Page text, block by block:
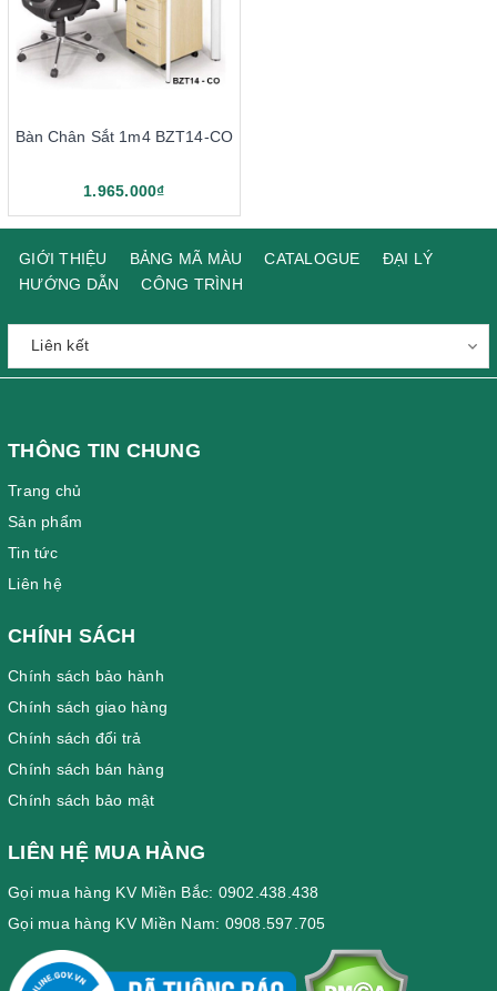
Bàn Chân Sắt 1m4 BZT14-CO
1.965.000₫
GIỚI THIỆU BẢNG MÃ MÀU CATALOGUE
ĐẠI LÝ
HƯỚNG DẪN
CÔNG TRÌNH
THÔNG TIN CHUNG
Trang chủ
Sản phẩm
Tin tức
Liên hệ
CHÍNH SÁCH
Chính sách bảo hành
Chính sách giao hàng
Chính sách đổi trả
Chính sách bán hàng
Chính sách bảo mật
LIÊN HỆ MUA HÀNG
Gọi mua hàng KV Miền Bắc: 0902.438.438
Gọi mua hàng KV Miền Nam: 0908.597.705